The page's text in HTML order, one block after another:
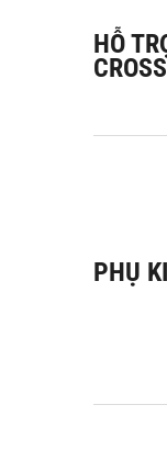
HỖ
PHỤ